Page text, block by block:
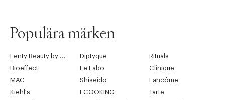
Populära märken
Diptyque
Rituals
Bioeffect
Le Labo
Clinique
MAC
Shiseido
Lancôme
Kiehl's
ECOOKING
Tarte